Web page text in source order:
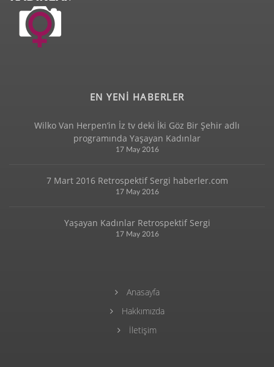
EN YENİ HABERLER
Wilko Van Herpen‘in İz tv deki İki Göz Bir Şehir adlı
programında Yaşayan Kadınlar
17 May 2016
7 Mart 2016 Retrospektif Sergi haberler.com
17 May 2016
Yaşayan Kadınlar Retrospektif Sergi
17 May 2016
Anasayfa
Hakkımızda
İletişim